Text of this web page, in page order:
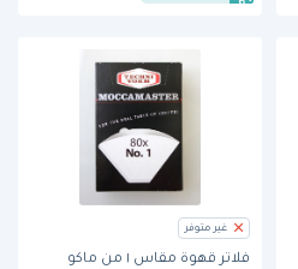
غير متوفر
فلاتر قهوة مقاس ١ من ماكو